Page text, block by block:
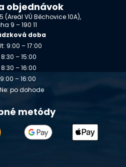
objednávok
(Areál VÚ Běchovice 10A),
9 – 190 11
doba
9:00 – 17:00
– 15:00
– 16:00
– 16:00
po dohode
metódy